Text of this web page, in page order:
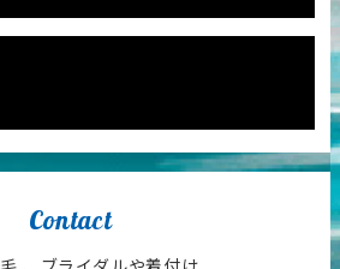
Contact